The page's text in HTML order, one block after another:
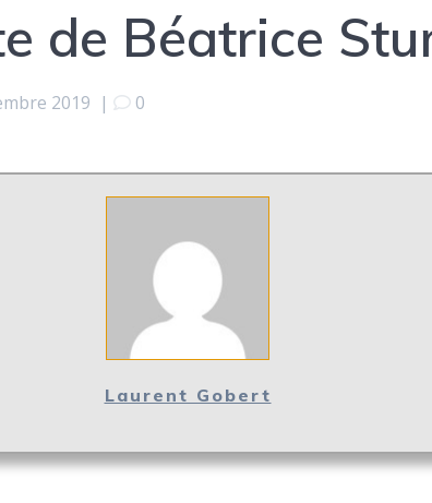
de Béatrice
2019 | 0
Laurent Gobert